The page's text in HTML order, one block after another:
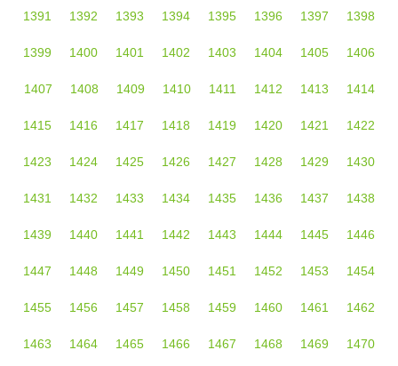
1391 1392 1393 1394 1395 1396 1397 1398
1399 1400 1401 1402 1403 1404 1405 1406
1407 1408 1409 1410 1411 1412 1413 1414
1415 1416 1417 1418 1419 1420 1421 1422
1423 1424 1425 1426 1427 1428 1429 1430
1431 1432 1433 1434 1435 1436 1437 1438
1439 1440 1441 1442 1443 1444 1445 1446
1447 1448 1449 1450 1451 1452 1453 1454
1455 1456 1457 1458 1459 1460 1461 1462
1463 1464 1465 1466 1467 1468 1469 1470